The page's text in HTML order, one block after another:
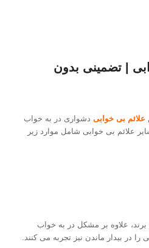
| تضمینی بدون
علائم بی خوابیدشواری در به خواب
علائم بی خوابی شامل موارد زیر
علاوه بر مشکل در به خواب
در بیدار ماندن نیز تجربه می کنند.